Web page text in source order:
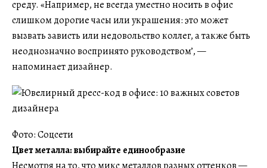
среду. «Например, не всегда уместно носить в офис
слишком дорогие часы или украшения: это может
вызвать зависть или недовольство коллег, а также быть
неоднозначно воспринято руководством’, —
напоминает дизайнер.
Фото: Соцсети
Цвет металла: выбирайте единообразие